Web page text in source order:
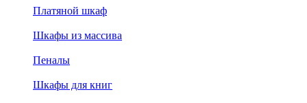
Платяной шкаф
Шкафы из массива
Пеналы
Шкафы для книг